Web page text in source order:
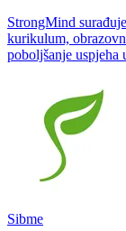
StrongMind
kurikulum,
poboljšanje uspjeha
Sibme